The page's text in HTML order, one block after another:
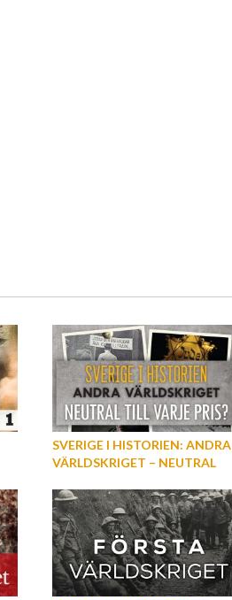
SVERIGE I HISTORIEN: ANDRA
VÄRLDSKRIGET – NEUTRAL